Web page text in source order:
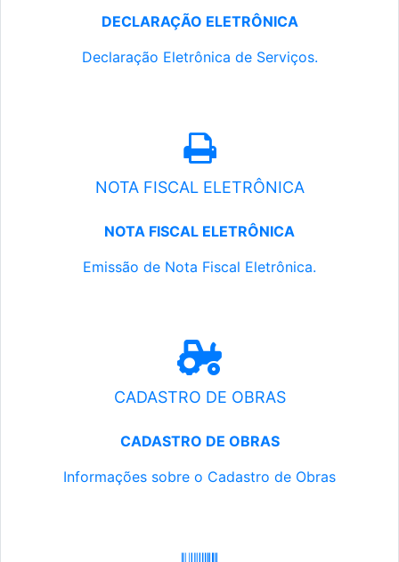
DECLARAÇÃO ELETRÔNICA
Declaração Eletrônica de Serviços.
NOTA FISCAL ELETRÔNICA
NOTA FISCAL ELETRÔNICA
Emissão de Nota Fiscal Eletrônica.
CADASTRO DE OBRAS
CADASTRO DE OBRAS
Informações sobre o Cadastro de Obras